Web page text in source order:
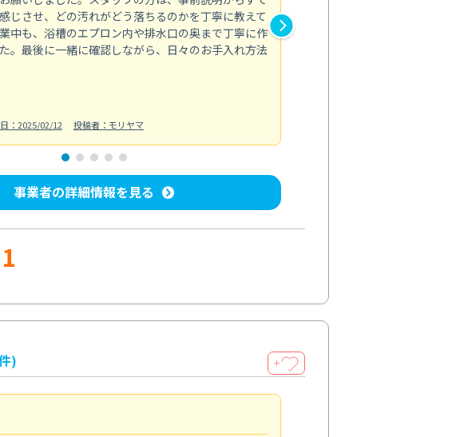
じさせ、どの汚れがどう落ちるのかを丁寧に教えて
中も、浴槽のエプロン内や排水口の奥まで丁寧に作
。最後に一緒に確認しながら、日々のお手入れ方法
：2025/02/12 投稿者：モリヤマ
事業者の詳細情報を見る
) ＋